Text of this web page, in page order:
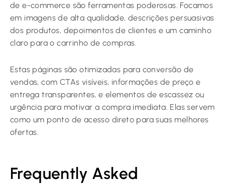
de e-commerce são ferramentas poderosas. Focamos
em imagens de alta qualidade, descrições persuasivas
dos produtos, depoimentos de clientes e um caminho
claro para o carrinho de compras.
Estas páginas são otimizadas para conversão de
vendas, com CTAs visíveis, informações de preço e
entrega transparentes, e elementos de escassez ou
urgência para motivar a compra imediata. Elas servem
como um ponto de acesso direto para suas melhores
ofertas.
Frequently Asked